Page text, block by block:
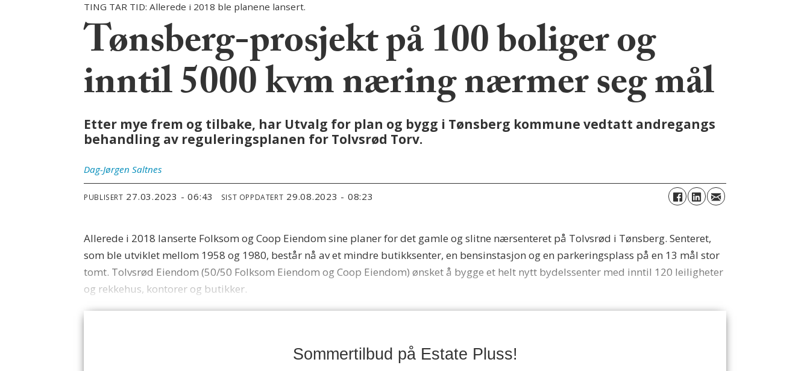
TING TAR TID: Allerede i 2018 ble planene lansert.
Tønsberg-prosjekt på 100 boliger og
inntil 5000 kvm næring nærmer seg mål
Etter mye frem og tilbake, har Utvalg for plan og bygg i Tønsberg kommune vedtatt andregangs
behandling av reguleringsplanen for Tolvsrød Torv.
Dag-Jørgen Saltnes
PUBLISERT 27.03.2023 - 06:43 SIST OPPDATERT 29.08.2023 - 08:23
Allerede i 2018 lanserte Folksom og Coop Eiendom sine planer for det gamle og slitne nærsenteret på Tolvsrød i Tønsberg. Senteret,
som ble utviklet mellom 1958 og 1980, består nå av et mindre butikksenter, en bensinstasjon og en parkeringsplass på en 13 mål stor
tomt. Tolvsrød Eiendom (50/50 Folksom Eiendom og Coop Eiendom) ønsket å bygge et helt nytt bydelssenter med inntil 120 leiligheter
og rekkehus, kontorer og butikker.
Sommertilbud på Estate Pluss!